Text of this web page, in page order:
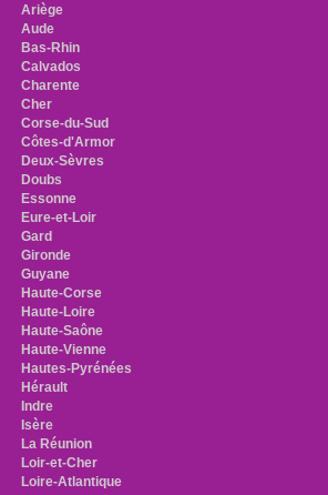
Ariège
Aude
Bas-Rhin
Calvados
Charente
Cher
Corse-du-Sud
Côtes-d'Armor
Deux-Sèvres
Doubs
Essonne
Eure-et-Loir
Gard
Gironde
Guyane
Haute-Corse
Haute-Loire
Haute-Saône
Haute-Vienne
Hautes-Pyrénées
Hérault
Indre
Isère
La Réunion
Loir-et-Cher
Loire-Atlantique